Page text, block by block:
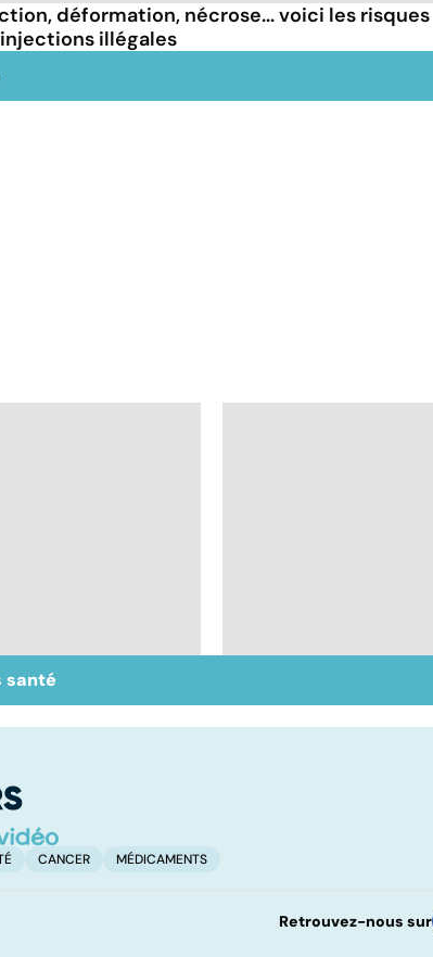
déformation, nécrose... voici les risques
illégales
: prévenir le
à l'acte
complexe
santé
CANCER MÉDICAMENTS
Retrouvez-nous sur